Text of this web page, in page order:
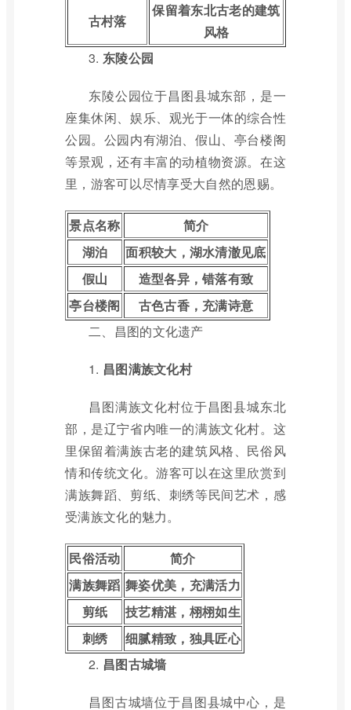
古村落
保留着东北古老的建筑
风格
3. 东陵公园
东陵公园位于昌图县城东部，是一
座集休闲、娱乐、观光于一体的综合性
公园。公园内有湖泊、假山、亭台楼阁
等景观，还有丰富的动植物资源。在这
里，游客可以尽情享受大自然的恩赐。
景点名称
简介
湖泊
面积较大，湖水清澈见底
假山
造型各异，错落有致
亭台楼阁
古色古香，充满诗意
二、昌图的文化遗产
1. 昌图满族文化村
昌图满族文化村位于昌图县城东北
部，是辽宁省内唯一的满族文化村。这
里保留着满族古老的建筑风格、民俗风
情和传统文化。游客可以在这里欣赏到
满族舞蹈、剪纸、刺绣等民间艺术，感
受满族文化的魅力。
民俗活动
简介
满族舞蹈 舞姿优美，充满活力
剪纸
技艺精湛，栩栩如生
刺绣
细腻精致，独具匠心
2. 昌图古城墙
昌图古城墙位于昌图县城中心，是